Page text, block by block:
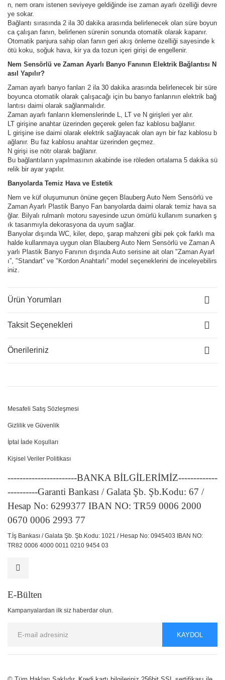
n, nem oranı istenen seviyeye geldiğinde ise zaman ayarlı özelliği devre
ye sokar.
Bağlantı sırasında 2 ila 30 dakika arasında belirlenecek olan süre boyun
ca çalışan fanın, belirlenen sürenin sonunda otomatik olarak kapanır.
Otomatik panjura sahip olan fanın geri akış önleme özelliği sayesinde k
ötü koku, soğuk hava, kir ya da tozun içeri girişi de engellenir.
Nem Sensörlü ve Zaman Ayarlı Banyo Fanının Elektrik Bağlantısı N
asıl Yapılır?
Zaman ayarlı banyo fanları 2 ila 30 dakika arasında belirlenecek bir süre
boyunca otomatik olarak çalışacağı için bu banyo fanlarının elektrik bağ
lantısı daimi olarak sağlanmalıdır.
Zaman ayarlı fanların klemenslerinde L, LT ve N girişleri yer alır.
LT girişine anahtar üzerinden geçerek gelen faz kablosu bağlanır.
L girişine ise daimi olarak elektrik sağlayacak olan ayrı bir faz kablosu b
ağlanır. Bu faz kablosu anahtar üzerinden geçmez.
N girişi ise nötr olarak bağlanır.
Bu bağlantıların yapılmasının akabinde ise röleden ortalama 5 dakika sü
relik bir ayar yapılır.
Banyolarda Temiz Hava ve Estetik
Nem ve küf oluşumunun önüne geçen Blauberg Auto Nem Sensörlü ve
Zaman Ayarlı Plastik Banyo Fan banyolarda daimi olarak temiz hava sa
ğlar. Bilyalı rulmanlı motoru sayesinde uzun ömürlü kullanım sunarken ş
ık tasarımıyla dekorasyona da uyum sağlar.
Banyolar dışında WC, kiler, depo, şarap mahzeni gibi pek çok farklı ma
halde kullanmaya uygun olan Blauberg Auto Nem Sensörlü ve Zaman A
yarlı Plastik Banyo Fanının dışında Auto serisine ait olan "Zaman Ayarl
ı”, "Standart” ve "Kordon Anahtarlı” model seçeneklerini de inceleyebilirs
iniz.
Ürün Yorumları
Taksit Seçenekleri
Önerileriniz
Mesafeli Satış Sözleşmesi
Gizlilik ve Güvenlik
İptal İade Koşulları
Kişisel Veriler Politikası
-----------------------BANKA BİLGİLERİMİZ-------------
----------Garanti Bankası / Galata Şb. Şb.Kodu: 67 /
Hesap No: 6299377 IBAN NO: TR59 0006 2000
0670 0006 2993 77
T.İş Bankası / Galata Şb. Şb.Kodu: 1021 / Hesap No: 0945403 IBAN NO:
TR82 0006 4000 0011 0210 9454 03
E-Bülten
Kampanyalardan ilk siz haberdar olun.
KAYDOL